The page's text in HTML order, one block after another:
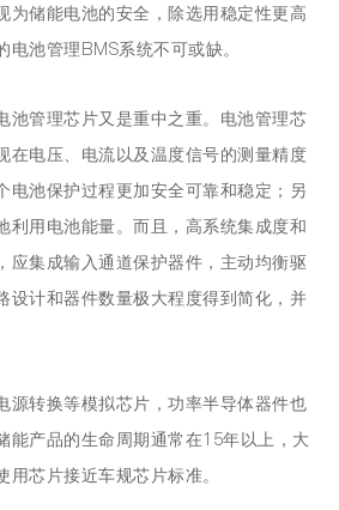
为储能电池的安全，除选用稳定性更高
池管理BMS系统不可或缺。
池管理芯片又是重中之重。电池管理芯
在电压、电流以及温度信号的测量精度
电池保护过程更加安全可靠和稳定；另
利用电池能量。而且，高系统集成度和
应集成输入通道保护器件，主动均衡驱
设计和器件数量极大程度得到简化，并
源转换等模拟芯片，功率半导体器件也
能产品的生命周期通常在15年以上，大
芯片接近车规芯片标准。